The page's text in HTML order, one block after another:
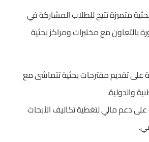
متميزة تتيح للطلاب المشاركة في
بالتعاون مع مختبرات ومراكز بحثية
على تقديم مقترحات بحثية تتماشى مع
والدولية.
دعم مالي لتغطية تكاليف الأبحاث